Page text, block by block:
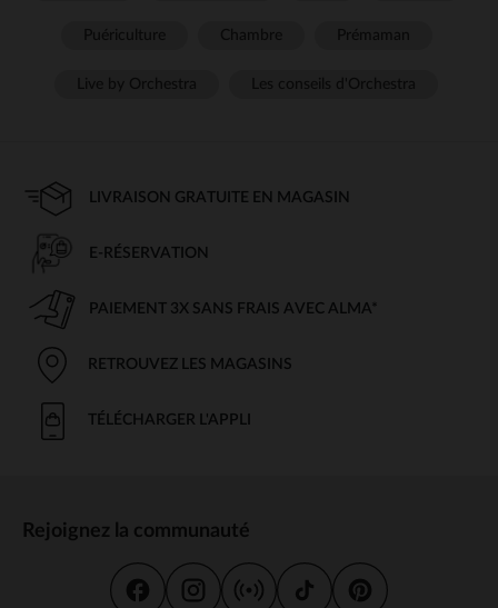
LIVRAISON GRATUITE EN MAGASIN
E-RÉSERVATION
PAIEMENT 3X SANS FRAIS AVEC ALMA*
RETROUVEZ LES MAGASINS
TÉLÉCHARGER L'APPLI
Rejoignez la communauté